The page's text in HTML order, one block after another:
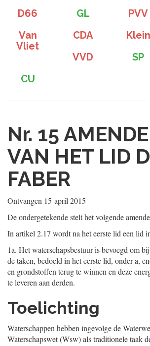
D66
GL PVV
Van
Vliet
CDA Klein
VVD
SP
CU
Nr. 15
VAN HET LID
FABER
Ontvangen 15 april 2015
De ondergetekende stelt het volgende
In artikel 2.17 wordt na het eerste lid een lid
1a. Het waterschapsbestuur is bevoegd om
de taken, bedoeld in het eerste lid, onder a,
en grondstoffen terug te winnen en deze
te leveren aan derden.
Toelichting
Waterschappen hebben ingevolge de
Waterschapswet (Wsw) als traditionele taak